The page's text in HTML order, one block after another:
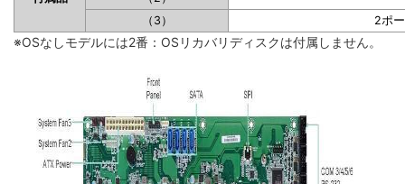
（3）
2ポ
※OSなしモデルには2番：OSリカバリディスクは付属しません。